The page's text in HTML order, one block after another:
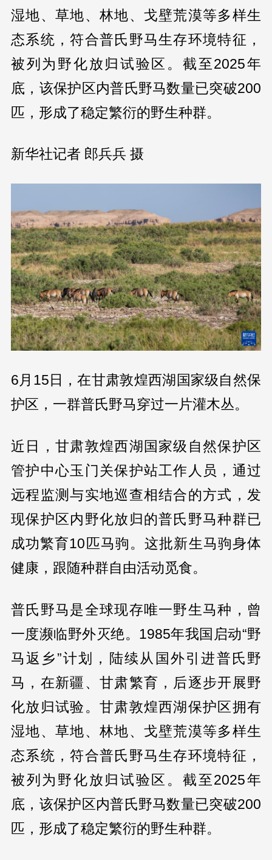
湿地、草地、林地、戈壁荒漠等多样生
态系统，符合普氏野马生存环境特征，
被列为野化放归试验区。截至2025年
底，该保护区内普氏野马数量已突破200
匹，形成了稳定繁衍的野生种群。
新华社记者 郎兵兵 摄
6月15日，在甘肃敦煌西湖国家级自然保
护区，一群普氏野马穿过一片灌木丛。
近日，甘肃敦煌西湖国家级自然保护区
管护中心玉门关保护站工作人员，通过
远程监测与实地巡查相结合的方式，发
现保护区内野化放归的普氏野马种群已
成功繁育10匹马驹。这批新生马驹身体
健康，跟随种群自由活动觅食。
普氏野马是全球现存唯一野生马种，曾
一度濒临野外灭绝。1985年我国启动“野
马返乡”计划，陆续从国外引进普氏野
马，在新疆、甘肃繁育，后逐步开展野
化放归试验。甘肃敦煌西湖保护区拥有
湿地、草地、林地、戈壁荒漠等多样生
态系统，符合普氏野马生存环境特征，
被列为野化放归试验区。截至2025年
底，该保护区内普氏野马数量已突破200
匹，形成了稳定繁衍的野生种群。